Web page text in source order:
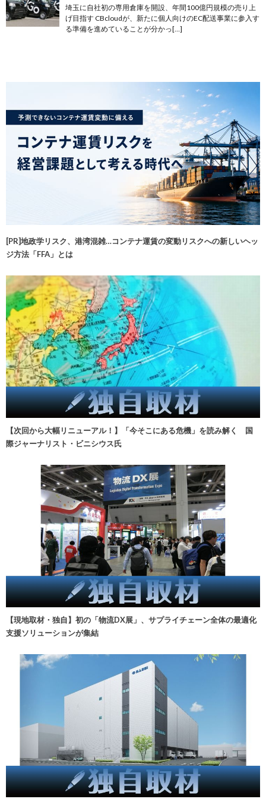
埼玉に自社初の専用倉庫を開設、年間100億円規模の売り上
げ目指す CBcloudが、新たに個人向けのEC配送事業に参入す
る準備を進めていることが分かっ[…]
[PR]地政学リスク、港湾混雑…コンテナ運賃の変動リスクへの新しいヘッ
ジ方法「FFA」とは
【次回から大幅リニューアル！】「今そこにある危機」を読み解く 国
際ジャーナリスト・ビニシウス氏
【現地取材・独自】初の「物流DX展」、サプライチェーン全体の最適化
支援ソリューションが集結